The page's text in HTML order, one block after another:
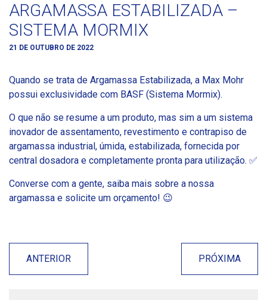
ARGAMASSA ESTABILIZADA –
SISTEMA MORMIX
21 DE OUTUBRO DE 2022
Quando se trata de Argamassa Estabilizada, a Max Mohr
possui exclusividade com BASF (Sistema Mormix).
O que não se resume a um produto, mas sim a um sistema
inovador de assentamento, revestimento e contrapiso de
argamassa industrial, úmida, estabilizada, fornecida por
central dosadora e completamente pronta para utilização. ✅
Converse com a gente, saiba mais sobre a nossa
argamassa e solicite um orçamento! 😉
ANTERIOR PRÓXIMA